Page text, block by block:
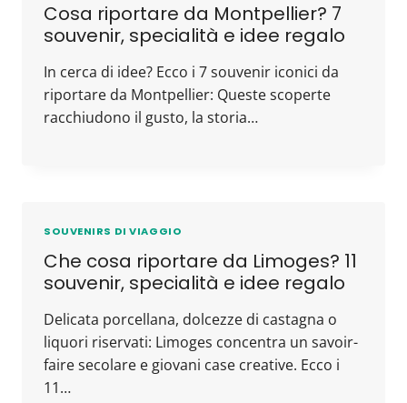
Cosa riportare da Montpellier? 7
souvenir, specialità e idee regalo
In cerca di idee? Ecco i 7 souvenir iconici da
riportare da Montpellier: Queste scoperte
racchiudono il gusto, la storia…
SOUVENIRS DI VIAGGIO
Che cosa riportare da Limoges? 11
souvenir, specialità e idee regalo
Delicata porcellana, dolcezze di castagna o
liquori riservati: Limoges concentra un savoir-
faire secolare e giovani case creative. Ecco i
11…